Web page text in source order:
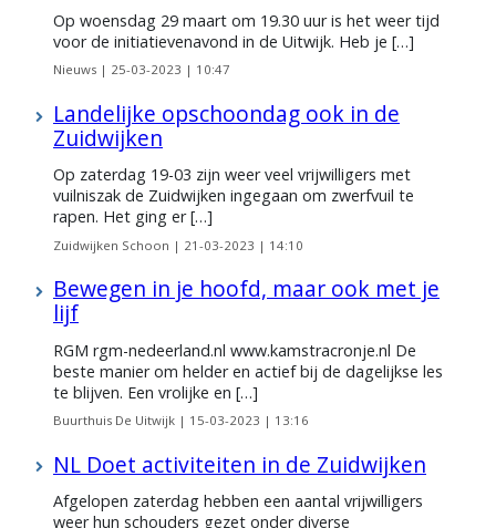
Op woensdag 29 maart om 19.30 uur is het weer tijd
voor de initiatievenavond in de Uitwijk. Heb je […]
Nieuws | 25-03-2023 | 10:47
Landelijke opschoondag ook in de
Zuidwijken
Op zaterdag 19-03 zijn weer veel vrijwilligers met
vuilniszak de Zuidwijken ingegaan om zwerfvuil te
rapen. Het ging er […]
Zuidwijken Schoon | 21-03-2023 | 14:10
Bewegen in je hoofd, maar ook met je
lijf
RGM rgm-nedeerland.nl www.kamstracronje.nl De
beste manier om helder en actief bij de dagelijkse les
te blijven. Een vrolijke en […]
Buurthuis De Uitwijk | 15-03-2023 | 13:16
NL Doet activiteiten in de Zuidwijken
Afgelopen zaterdag hebben een aantal vrijwilligers
weer hun schouders gezet onder diverse